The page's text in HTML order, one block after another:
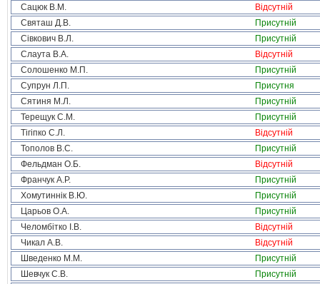
Сацюк В.М.
Відсутній
Святаш Д.В.
Присутній
Сівкович В.Л.
Присутній
Слаута В.А.
Відсутній
Солошенко М.П.
Присутній
Супрун Л.П.
Присутня
Сятиня М.Л.
Присутній
Терещук С.М.
Присутній
Тігіпко С.Л.
Відсутній
Тополов В.С.
Присутній
Фельдман О.Б.
Відсутній
Франчук А.Р.
Присутній
Хомутиннік В.Ю.
Присутній
Царьов О.А.
Присутній
Челомбітко І.В.
Відсутній
Чикал А.В.
Відсутній
Шведенко М.М.
Присутній
Шевчук С.В.
Присутній